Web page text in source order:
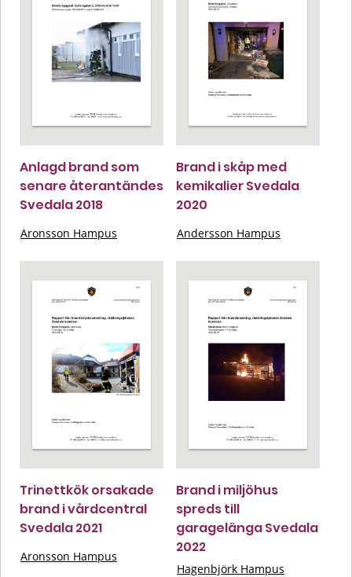
Anlagd brand som
senare återantändes
Svedala 2018
Aronsson Hampus
Brand i skåp med
kemikalier Svedala
2020
Andersson Hampus
Trinettkök orsakade
brand i vårdcentral
Svedala 2021
Aronsson Hampus
Brand i miljöhus
spreds till
garagelänga Svedala
2022
Hagenbjörk Hampus